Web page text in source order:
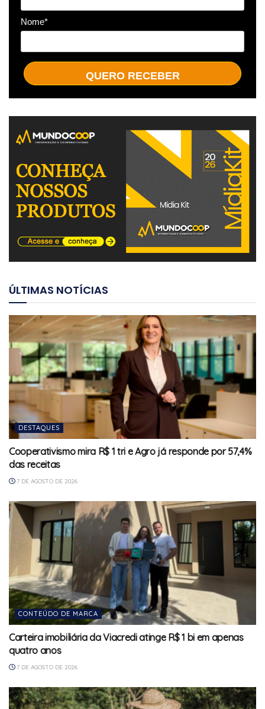
Nome*
QUERO RECEBER
ÚLTIMAS NOTÍCIAS
DESTAQUES
Cooperativismo mira R$ 1 tri e Agro já responde por 57,4%
das receitas
7 DE AGOSTO DE 2026
CONTEÚDO DE MARCA
Carteira imobiliária da Viacredi atinge R$ 1 bi em apenas
quatro anos
7 DE AGOSTO DE 2026